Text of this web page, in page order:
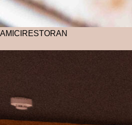
AMICI RESTORAN